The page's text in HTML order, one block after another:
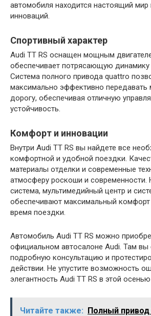
автомобиля находится настоящий
инноваций.
Спортивный характер
Audi TT RS оснащен мощным
обеспечивает потрясающую динамику
Система полного привода quattro
максимально эффективно
дорогу, обеспечивая отличную
устойчивость.
Комфорт и инновации
Внутри Audi TT RS вы найдете все
комфортной и удобной поездки.
материалы отделки и современные
атмосферу роскоши и современности.
система, мультимедийный центр и
обеспечивают максимальный комфорт
время поездки.
Автомобиль Audi TT RS можно
официальном автосалоне Audi. Там вы
подробную консультацию и
действии. Не упустите возможность
элегантность Audi TT RS в этой
Читайте также: Полный привод